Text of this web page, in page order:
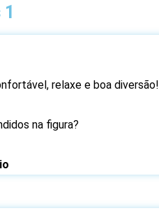
relaxe e boa diversão!
na figura?